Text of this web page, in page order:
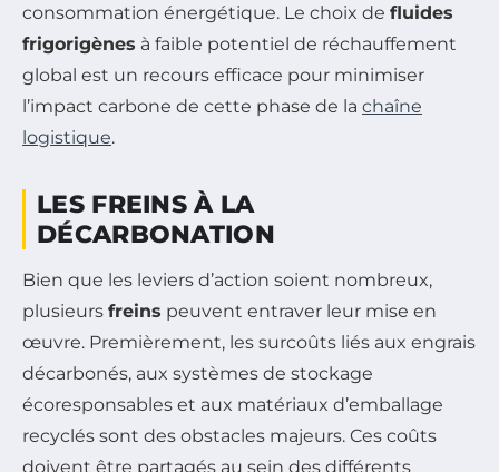
consommation énergétique. Le choix de fluides
frigorigènes à faible potentiel de réchauffement
global est un recours efficace pour minimiser
l’impact carbone de cette phase de la chaîne
logistique.
LES FREINS À LA
DÉCARBONATION
Bien que les leviers d’action soient nombreux,
plusieurs freins peuvent entraver leur mise en
œuvre. Premièrement, les surcoûts liés aux engrais
décarbonés, aux systèmes de stockage
écoresponsables et aux matériaux d’emballage
recyclés sont des obstacles majeurs. Ces coûts
doivent être partagés au sein des différents